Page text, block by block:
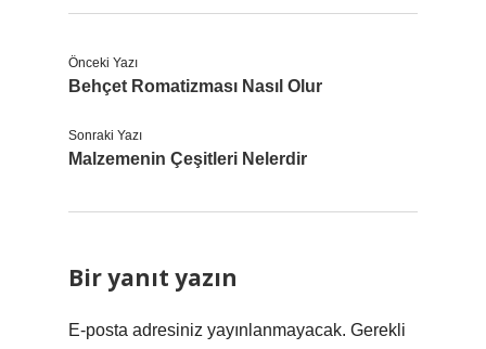
Önceki Yazı
Behçet Romatizması Nasıl Olur
Sonraki Yazı
Malzemenin Çeşitleri Nelerdir
Bir yanıt yazın
E-posta adresiniz yayınlanmayacak. Gerekli